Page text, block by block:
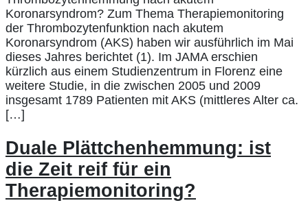
Koronarsyndrom? Zum Thema Therapiemonitoring
der Thrombozytenfunktion nach akutem
Koronarsyndrom (AKS) haben wir ausführlich im Mai
dieses Jahres berichtet (1). Im JAMA erschien
kürzlich aus einem Studienzentrum in Florenz eine
weitere Studie, in die zwischen 2005 und 2009
insgesamt 1789 Patienten mit AKS (mittleres Alter ca.
[…]
Duale Plättchenhemmung: ist
die Zeit reif für ein
Therapiemonitoring?